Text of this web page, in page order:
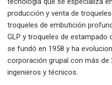
producción y venta de
troqueles de embutición
GLP y troqueles de estampado
se fundó en 1958 y ha
corporación grupal con más de
ingenieros y técnicos.